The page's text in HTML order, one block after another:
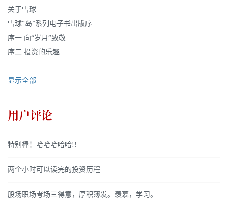
关于雪球
雪球“岛”系列电子书出版序
序一 向“岁月”致敬
序二 投资的乐趣
显示全部
用户评论
特别棒！哈哈哈哈哈!!
两个小时可以读完的投资历程
股场职场考场三得意，厚积薄发。羡慕，学习。